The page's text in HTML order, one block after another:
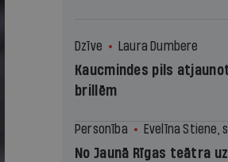
Dzīve Laura Dumbere
Kaucmindes pils
brillēm
Personība Evelīna Stiene,
No Jaunā Rīgas teātra